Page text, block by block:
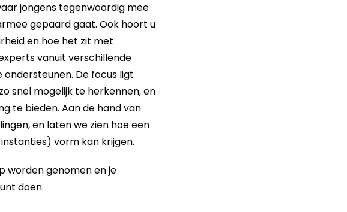
jongens tegenwoordig mee
gepaard gaat. Ook hoort u
en hoe het zit met
vanuit verschillende
De focus ligt
snel mogelijk te herkennen, en
te bieden. Aan de hand van
en laten we zien hoe een
vorm kan krijgen.
worden genomen en je
doen.